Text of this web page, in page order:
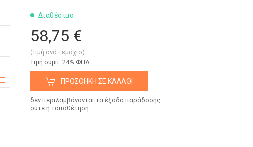
Διαθέσιμο
58,75 €
(Τιμή ανά τεμάχιο)
Tιμή συμπ. 24% ΦΠΑ
ΠΡΟΣΘΉΚΗ ΣΕ ΚΑΛΆΘΙ
δεν περιλαμβάνονται τα έξοδα παράδοσης
ούτε η τοποθέτηση